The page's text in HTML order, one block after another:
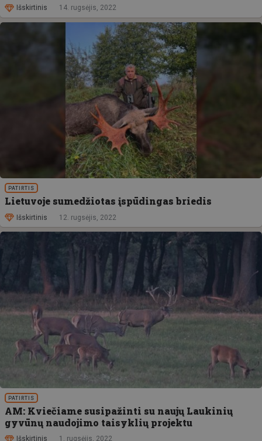
Išskirtinis 14. rugsėjis, 2022
PATIRTIS
Lietuvoje sumedžiotas įspūdingas briedis
Išskirtinis 12. rugsėjis, 2022
PATIRTIS
AM: Kviečiame susipažinti su naujų Laukinių
gyvūnų naudojimo taisyklių projektu
Išskirtinis 1. rugsėjis, 2022